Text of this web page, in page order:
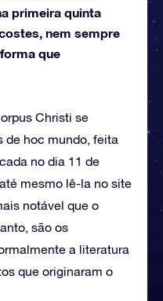
primeira quinta
nem sempre
que
Christi se
de hoc mundo, feita
no dia 11 de
mesmo lê-la no site
notável que o
são os
a literatura
que originaram o